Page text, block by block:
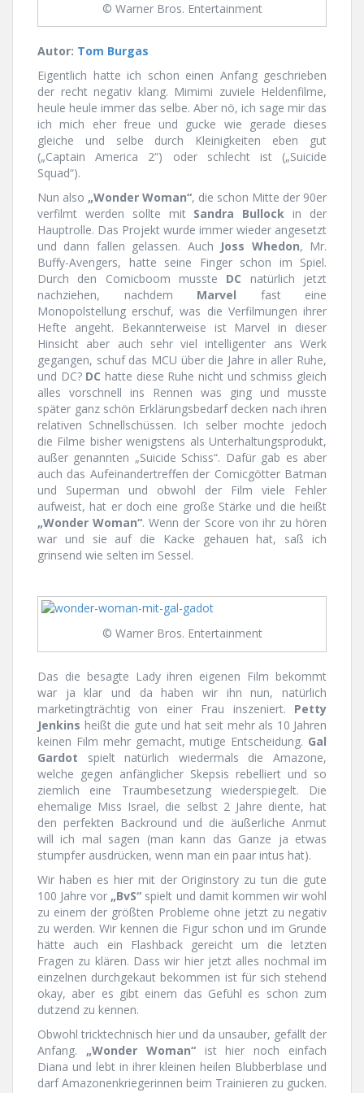
© Warner Bros. Entertainment
Autor: Tom Burgas
Eigentlich hatte ich schon einen Anfang geschrieben
der recht negativ klang. Mimimi zuviele Heldenfilme,
heule heule immer das selbe. Aber nö, ich sage mir das
ich mich eher freue und gucke wie gerade dieses
gleiche und selbe durch Kleinigkeiten eben gut
(„Captain America 2“) oder schlecht ist („Suicide
Squad“).
Nun also „Wonder Woman“, die schon Mitte der 90er
verfilmt werden sollte mit Sandra Bullock in der
Hauptrolle. Das Projekt wurde immer wieder angesetzt
und dann fallen gelassen. Auch Joss Whedon, Mr.
Buffy-Avengers, hatte seine Finger schon im Spiel.
Durch den Comicboom musste DC natürlich jetzt
nachziehen, nachdem Marvel fast eine
Monopolstellung erschuf, was die Verfilmungen ihrer
Hefte angeht. Bekannterweise ist Marvel in dieser
Hinsicht aber auch sehr viel intelligenter ans Werk
gegangen, schuf das MCU über die Jahre in aller Ruhe,
und DC? DC hatte diese Ruhe nicht und schmiss gleich
alles vorschnell ins Rennen was ging und musste
später ganz schön Erklärungsbedarf decken nach ihren
relativen Schnellschüssen. Ich selber mochte jedoch
die Filme bisher wenigstens als Unterhaltungsprodukt,
außer genannten „Suicide Schiss“. Dafür gab es aber
auch das Aufeinandertreffen der Comicgötter Batman
und Superman und obwohl der Film viele Fehler
aufweist, hat er doch eine große Stärke und die heißt
„Wonder Woman“. Wenn der Score von ihr zu hören
war und sie auf die Kacke gehauen hat, saß ich
grinsend wie selten im Sessel.
© Warner Bros. Entertainment
Das die besagte Lady ihren eigenen Film bekommt
war ja klar und da haben wir ihn nun, natürlich
marketingträchtig von einer Frau inszeniert. Petty
Jenkins heißt die gute und hat seit mehr als 10 Jahren
keinen Film mehr gemacht, mutige Entscheidung. Gal
Gardot spielt natürlich wiedermals die Amazone,
welche gegen anfänglicher Skepsis rebelliert und so
ziemlich eine Traumbesetzung wiederspiegelt. Die
ehemalige Miss Israel, die selbst 2 Jahre diente, hat
den perfekten Backround und die äußerliche Anmut
will ich mal sagen (man kann das Ganze ja etwas
stumpfer ausdrücken, wenn man ein paar intus hat).
Wir haben es hier mit der Originstory zu tun die gute
100 Jahre vor „BvS“ spielt und damit kommen wir wohl
zu einem der größten Probleme ohne jetzt zu negativ
zu werden. Wir kennen die Figur schon und im Grunde
hätte auch ein Flashback gereicht um die letzten
Fragen zu klären. Dass wir hier jetzt alles nochmal im
einzelnen durchgekaut bekommen ist für sich stehend
okay, aber es gibt einem das Gefühl es schon zum
dutzend zu kennen.
Obwohl tricktechnisch hier und da unsauber, gefällt der
Anfang. „Wonder Woman“ist hier noch einfach
Diana und lebt in ihrer kleinen heilen Blubberblase und
darf Amazonenkriegerinnen beim Trainieren zu gucken.